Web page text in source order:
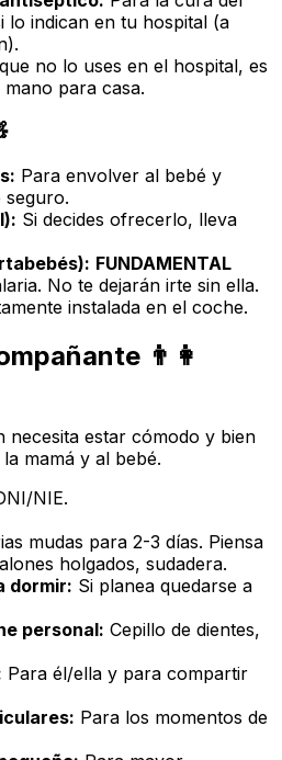
lo indican en tu hospital (a
no lo uses en el hospital, es
para casa.
Para envolver al bebé y
seguro.
Si decides ofrecerlo, lleva
FUNDAMENTAL
No te dejarán irte sin ella.
instalada en el coche.
👨‍👩‍
necesita estar cómodo y bien
mamá y al bebé.
NIE.
mudas para 2-3 días. Piensa
holgados, sudadera.
dormir: Si planea quedarse a
personal: Cepillo de dientes,
Para él/ella y para compartir
Para los momentos de